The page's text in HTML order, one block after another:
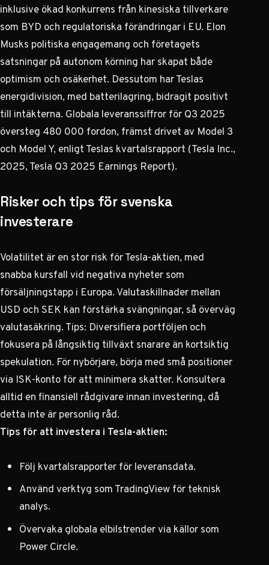
inklusive ökad konkurrens från kinesiska tillverkare
som BYD och regulatoriska förändringar i EU. Elon
Musks politiska engagemang och företagets
satsningar på autonom körning har skapat både
optimism och osäkerhet. Dessutom har Teslas
energidivision, med batterilagring, bidragit positivt
till intäkterna. Globala leveranssiffror för Q3 2025
översteg 480 000 fordon, främst drivet av Model 3
och Model Y, enligt Teslas kvartalsrapport (Tesla Inc.,
2025,Tesla Q3 2025 Earnings Report).
Risker och tips för svenska
investerare
Volatilitet är en stor risk för Tesla-aktien, med
snabba kursfall vid negativa nyheter som
försäljningstapp i Europa. Valutaskillnader mellan
USD och SEK kan förstärka svängningar, så överväg
valutasäkring. Tips: Diversifiera portföljen och
fokusera på långsiktig tillväxt snarare än kortsiktig
spekulation. För nybörjare, börja med små positioner
via ISK-konto för att minimera skatter. Konsultera
alltid en finansiell rådgivare innan investering, då
detta inte är personlig råd.
Tips för att investera i Tesla-aktien:
Följ kvartalsrapporter för leveransdata.
Använd verktyg som TradingView för teknisk
analys.
Övervaka globala elbilstrender via källor som
Power Circle.